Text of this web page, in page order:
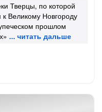
Тверцы, по которой
Великому Новгороду
прошлом